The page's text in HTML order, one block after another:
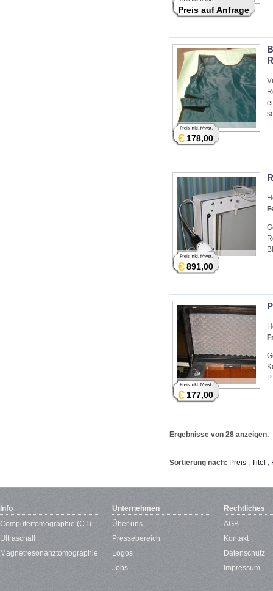
Preis auf Anfrage
€178,00
€891,00
€177,00
Ergebnisse von 28 anzeigen.
Sortierung nach: Preis , Titel ,
Info
Computertomographie (CT)
Ultraschall
Magnetresonanztomographie
Unternehmen
Über uns
Pressebereich
Logos
Jobs
Rechtliches
AGB
Kontakt
Datenschutz
Impressum